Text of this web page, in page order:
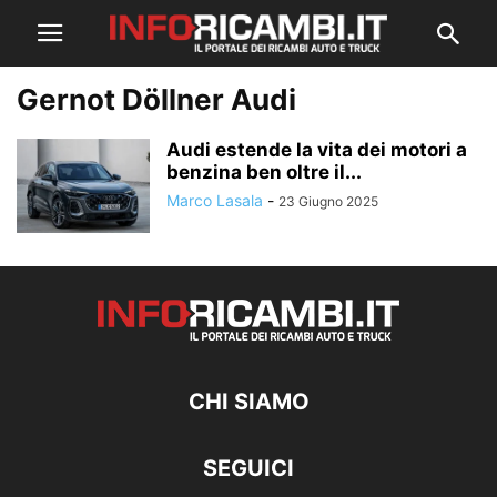
Gernot Döllner Audi
Audi estende la vita dei motori a
benzina ben oltre il...
Marco Lasala - 23 Giugno 2025
CHI SIAMO
SEGUICI